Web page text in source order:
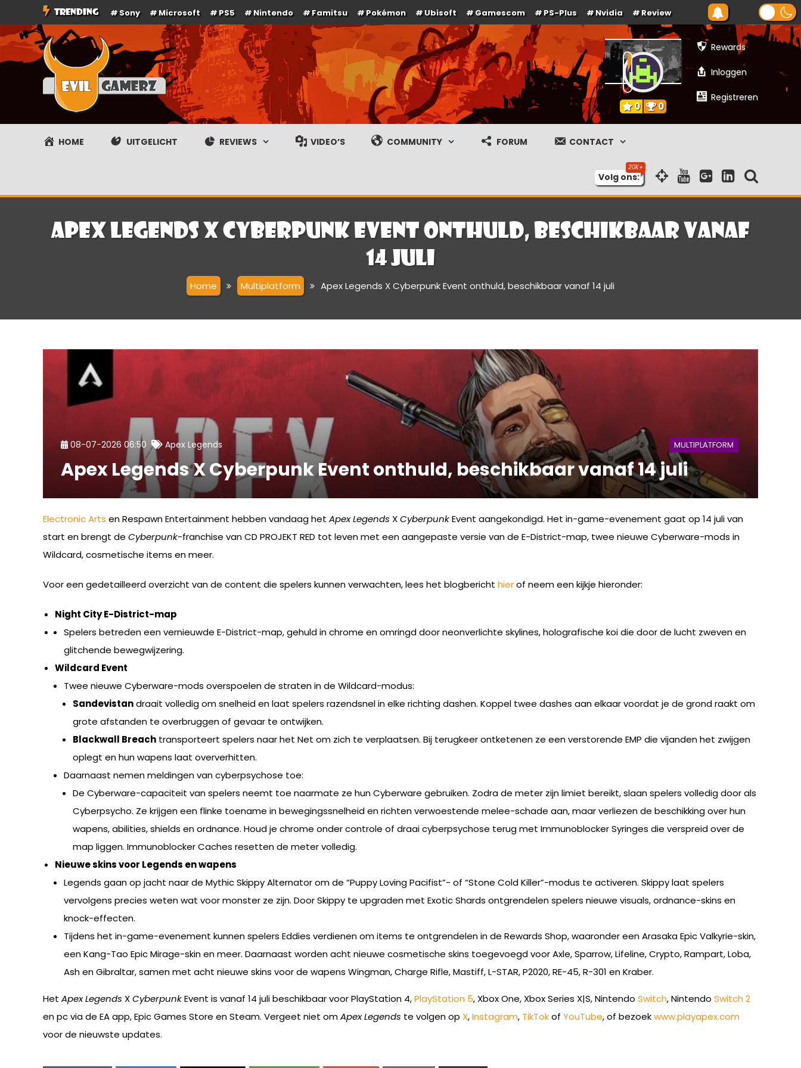
naar
de
TRENDING Sony Microsoft PS5 Nintendo Famitsu Pokémon Ubisoft Gamescom PS-Plus Nvidia Review
Evilgamerz
Het meest interessante game nieuws, reviews, coverage en gameplay streams
Rewards
Inloggen
Registreren
0 0
HOME UITGELICHT REVIEWS VIDEO’S COMMUNITY FORUM CONTACT
Volg ons:
Apex Legends X Cyberpunk Event onthuld, beschikbaar vanaf
14 juli
Home Multiplatform Apex Legends X Cyberpunk Event onthuld, beschikbaar vanaf 14 juli
MULTIPLATFORM
08-07-2026 06:50 Apex Legends
Apex Legends X Cyberpunk Event onthuld, beschikbaar vanaf 14 juli
Electronic Arts en Respawn Entertainment hebben vandaag het Apex Legends XCyberpunkEvent aangekondigd. Het in-game-evenement gaat op 14 juli van
start en brengt de Cyberpunk-franchise van CD PROJEKT RED tot leven met een aangepaste versie van de E-District-map, twee nieuwe Cyberware-mods in
Wildcard, cosmetische items en meer.
Voor een gedetailleerd overzicht van de content die spelers kunnen verwachten, lees het blogbericht hierof neem een kijkje hieronder:
Night City E-District-map
Spelers betreden een vernieuwde E-District-map, gehuld in chrome en omringd door neonverlichte skylines, holografische koi die door de lucht zweven en
glitchende bewegwijzering.
Wildcard Event
Twee nieuwe Cyberware-mods overspoelen de straten in de Wildcard-modus:
Sandevistandraait volledig om snelheid en laat spelers razendsnel in elke richting dashen. Koppel twee dashes aan elkaar voordat je de grond raakt om
grote afstanden te overbruggen of gevaar te ontwijken.
Blackwall Breach transporteert spelers naar het Net om zich te verplaatsen. Bij terugkeer ontketenen ze een verstorende EMP die vijanden het zwijgen
oplegt en hun wapens laat oververhitten.
Daarnaast nemen meldingen van cyberpsychose toe:
De Cyberware-capaciteit van spelers neemt toe naarmate ze hun Cyberware gebruiken. Zodra de meter zijn limiet bereikt, slaan spelers volledig door als
Cyberpsycho. Ze krijgen een flinke toename in bewegingssnelheid en richten verwoestende melee-schade aan, maar verliezen de beschikking over hun
wapens, abilities, shields en ordnance. Houd je chrome onder controle of draai cyberpsychose terug met Immunoblocker Syringes die verspreid over de
map liggen. Immunoblocker Caches resetten de meter volledig.
Nieuwe skins voor Legends en wapens
Legends gaan op jacht naar de Mythic Skippy Alternator om de “Puppy Loving Pacifist”- of “Stone Cold Killer”-modus te activeren. Skippy laat spelers
vervolgens precies weten wat voor monster ze zijn. Door Skippy te upgraden met Exotic Shards ontgrendelen spelers nieuwe visuals, ordnance-skins en
knock-effecten.
Tijdens het in-game-evenement kunnen spelers Eddies verdienen om items te ontgrendelen in de Rewards Shop, waaronder een Arasaka Epic Valkyrie-skin,
een Kang-Tao Epic Mirage-skin en meer. Daarnaast worden acht nieuwe cosmetische skins toegevoegd voor Axle, Sparrow, Lifeline, Crypto, Rampart, Loba,
Ash en Gibraltar, samen met acht nieuwe skins voor de wapens Wingman, Charge Rifle, Mastiff, L-STAR, P2020, RE-45, R-301 en Kraber.
Het Apex Legends XCyberpunkEvent is vanaf 14 juli beschikbaar voor PlayStation 4,PlayStation 5, Xbox One, Xbox Series X|S, Nintendo Switch, Nintendo Switch 2
en pc via de EA app, Epic Games Store en Steam. Vergeet niet omApex Legends te volgen op X,Instagram, TikTokof YouTube, of bezoekwww.playapex.com
voor de nieuwste updates.